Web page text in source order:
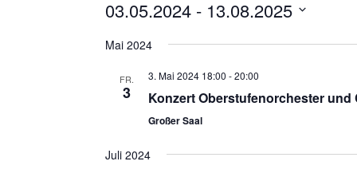
03.05.2024 - 13.08.2025
Mai 2024
FR.
3
3. Mai 2024 18:00 -20:00
Konzert Oberstufenorchester und
Großer Saal
Juli 2024